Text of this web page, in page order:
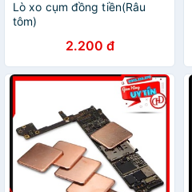
Lò xo cụm đồng tiền(Râu
tôm)
2.200 đ